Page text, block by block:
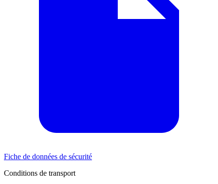
Fiche de données de sécurité
Conditions de transport